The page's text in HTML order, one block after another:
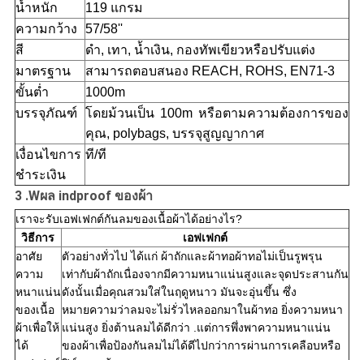
น้ำหนัก
119 แกรม
ความกว้าง
57/58''
สี
ดำ, เทา, น้ำเงิน, กองทัพเขียวหรือปรับแต่ง
มาตรฐาน
สามารถตอบสนอง REACH, ROHS, EN71-3
ขั้นต่ำ
1000m
บรรจุภัณฑ์
โดยม้วนเป็น 100m หรือตามความต้องการของ
คุณ, polybags, บรรจุสูญญากาศ
เงื่อนไขการ
ชำระเงิน
ที/ที
3 .Wผล indproof ของผ้า
เราจะรับเอฟเฟกต์กันลมของเนื้อผ้าได้อย่างไร?
วิธีการ
เอฟเฟกต์
อาศัย
ความ
หนาแน่น
ของเนื้อ
ผ้าเพื่อให้
ได้
ตัวอย่างทั่วไป ได้แก่ ผ้าถักและผ้าทอผ้าทอไม่เป็นรูพรุน
เท่ากับผ้าถักเนื่องจากมีความหนาแน่นสูงและจุดประสานกัน
ดังนั้นเมื่อคุณสวมใส่ในฤดูหนาว มันจะอุ่นขึ้น ซึ่ง
หมายความว่าลมจะไม่รั่วไหลออกมาในผ้าทอ ยิ่งความหนา
แน่นสูง ยิ่งต้านลมได้ดีกว่า .แต่การพึ่งพาความหนาแน่น
ของผ้าเพื่อป้องกันลมไม่ได้ดีไปกว่าการผ่านการเคลือบหรือ